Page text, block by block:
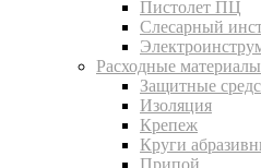
Пистолет ПЦ
Слесарный
Расходные материалы
Защитные
Изоляция
Крепеж
Круги
Припой